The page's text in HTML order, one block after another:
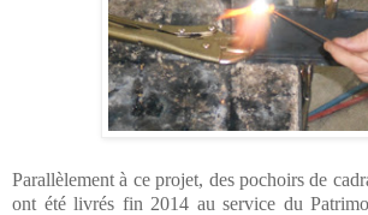
Parallèlement à ce projet, des pochoirs de
ont été livrés fin 2014 au service du